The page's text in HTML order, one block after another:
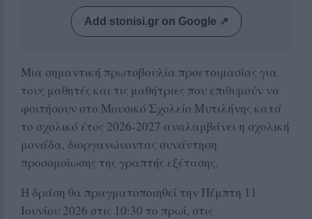
Add stonisi.gr on Google ↗
Μια σημαντική πρωτοβουλία προετοιμασίας για
τους μαθητές και τις μαθήτριες που επιθυμούν να
φοιτήσουν στο Μουσικό Σχολείο Μυτιλήνης κατά
το σχολικό έτος 2026-2027 αναλαμβάνει η σχολική
μονάδα, διοργανώνοντας συνάντηση
προσομοίωσης της γραπτής εξέτασης.
Η δράση θα πραγματοποιηθεί την Πέμπτη 11
Ιουνίου 2026 στις 10:30 το πρωί, στις